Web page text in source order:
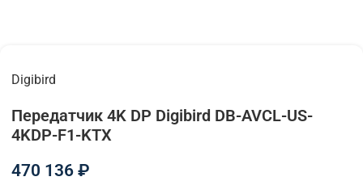
Digibird
Передатчик 4K DP Digibird DB-AVCL-US-
4KDP-F1-KTX
470 136 ₽